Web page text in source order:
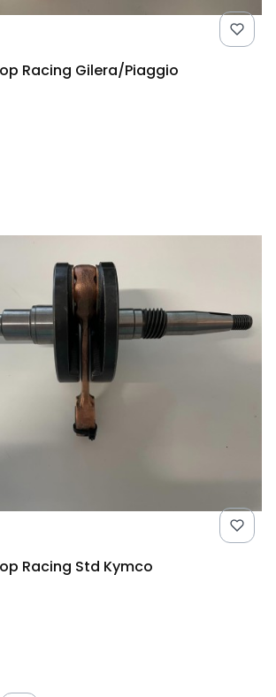
Racing Gilera/Piaggio
Racing Std Kymco